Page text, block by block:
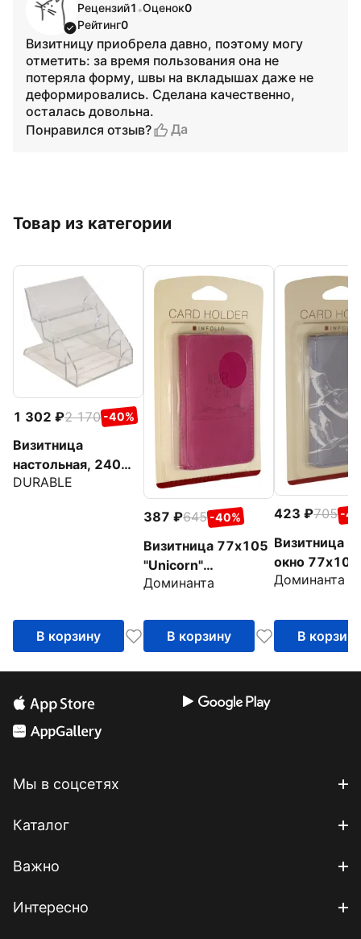
Рецензий1 •Оценок0
Рейтинг0
Визитницу приобрела давно, поэтому могу
отметить: за время пользования она не
потеряла форму, швы на вкладышах даже не
деформировались. Сделана качественно,
осталась довольна.
Понравился отзыв?
Да
Товар из категории
1 302 2 170 -40%
Визитница
настольная, 240
визиток, акрил,
DURABLE
В корзину
387 645 -40%
Визитница 77х105
"Unicorn"
(IVZ060/berry)
Доминанта
В корзину
423 705 -
Визитница
окно
"Wish"
Доминанта
В корзину
Мы в соцсетях
Каталог
Важно
Интересно